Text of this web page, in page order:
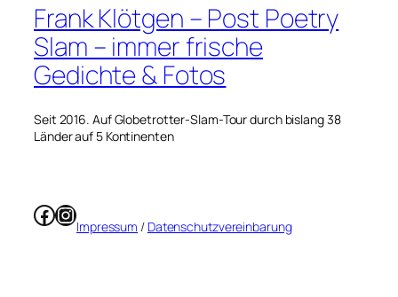
Frank Klötgen – Post Poetry
Slam – immer frische
Gedichte & Fotos
Seit 2016. Auf Globetrotter-Slam-Tour durch bislang 38
Länder auf 5 Kontinenten
Facebook
Instagram
Impressum / Datenschutzvereinbarung